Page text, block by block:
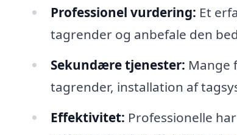
Professionel vurdering: Et
tagrender og anbefale den
Sekundære tjenester: Mange
tagrender, installation af
Effektivitet: Professionelle